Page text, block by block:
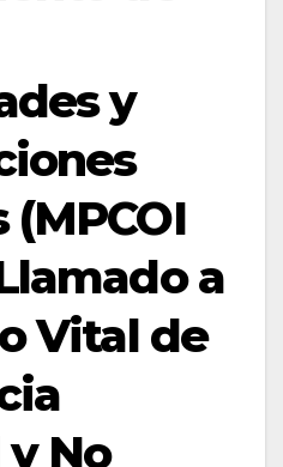
y
a
Vital de
No